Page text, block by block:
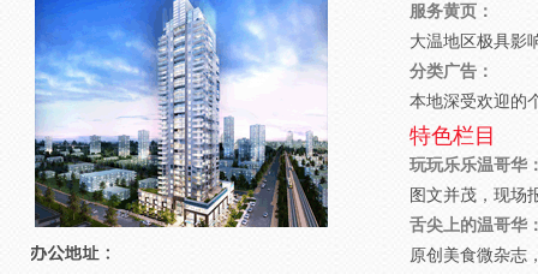
服务黄页：
大温地区极具影
分类广告：
本地深受欢迎的
特色栏目
玩玩乐乐温哥华
图文并茂，现场
舌尖上的温哥华
原创美食微杂志